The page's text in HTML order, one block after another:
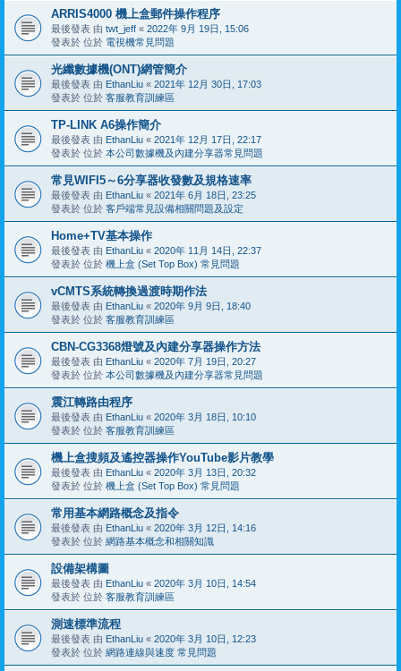
ARRIS4000 機上盒郵件操作程序
最後發表 由 twt_jeff « 2022年 9月 19日, 15:06
發表於 位於 電視機常見問題
光纖數據機(ONT)網管簡介
最後發表 由 EthanLiu « 2021年 12月 30日, 17:03
發表於 位於 客服教育訓練區
TP-LINK A6操作簡介
最後發表 由 EthanLiu « 2021年 12月 17日, 22:17
發表於 位於 本公司數據機及內建分享器常見問題
常見WIFI5～6分享器收發數及規格速率
最後發表 由 EthanLiu « 2021年 6月 18日, 23:25
發表於 位於 客戶端常見設備相關問題及設定
Home+TV基本操作
最後發表 由 EthanLiu « 2020年 11月 14日, 22:37
發表於 位於 機上盒 (Set Top Box) 常見問題
vCMTS系統轉換過渡時期作法
最後發表 由 EthanLiu « 2020年 9月 9日, 18:40
發表於 位於 客服教育訓練區
CBN-CG3368燈號及內建分享器操作方法
最後發表 由 EthanLiu « 2020年 7月 19日, 20:27
發表於 位於 本公司數據機及內建分享器常見問題
震江轉路由程序
最後發表 由 EthanLiu « 2020年 3月 18日, 10:10
發表於 位於 客服教育訓練區
機上盒搜頻及遙控器操作YouTube影片教學
最後發表 由 EthanLiu « 2020年 3月 13日, 20:32
發表於 位於 機上盒 (Set Top Box) 常見問題
常用基本網路概念及指令
最後發表 由 EthanLiu « 2020年 3月 12日, 14:16
發表於 位於 網路基本概念和相關知識
設備架構圖
最後發表 由 EthanLiu « 2020年 3月 10日, 14:54
發表於 位於 客服教育訓練區
測速標準流程
最後發表 由 EthanLiu « 2020年 3月 10日, 12:23
發表於 位於 網路連線與速度 常見問題